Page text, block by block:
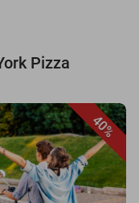
Pizza
40%